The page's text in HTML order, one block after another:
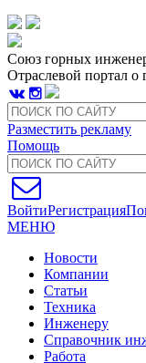
Союз горных
Отраслевой портал
Разместить рекламу
Помощь
ВойтиРегистрация
МЕНЮ
Новости
Компании
Статьи
Техника
Инженеру
Справочник
Работа